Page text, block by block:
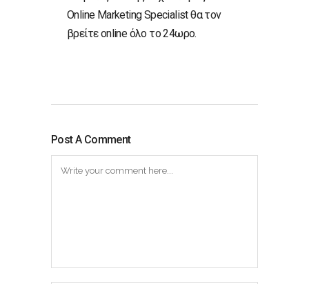
Online Marketing Specialist θα τον
βρείτε online όλο το 24ωρο.
Post A Comment